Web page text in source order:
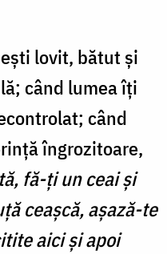
lovit, bătut și
când lumea îți
când
îngrozitoare,
fă-ți un ceai și
ceașcă, așază-te
aici și apoi